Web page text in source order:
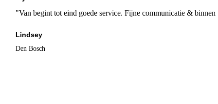
"Van begint tot eind goede service. Fijne communicatie &
Lindsey
Den Bosch